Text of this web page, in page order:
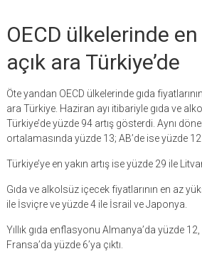
OECD ülkelerinde
açık ara Türkiye’de
Öte yandan OECD ülkelerinde gıda
ara Türkiye. Haziran ayı itibariyle gıda ve
Türkiye’de yüzde 94 artış gösterdi. Aynı
ortalamasında yüzde 13; AB’de ise yüzde
Türkiye’ye en yakın artış ise yüzde 29 ile
Gıda ve alkolsüz içecek fiyatlarının en az
ile İsviçre ve yüzde 4 ile İsrail ve Japonya.
Yıllık gıda enflasyonu Almanya’da yüzde
Fransa’da yüzde 6’ya çıktı.